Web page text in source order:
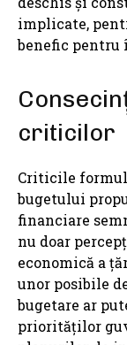
implicate,
benefic pentru
criticilor
Criticile
bugetului
financiare
nu doar
economică a
unor posibile
bugetare ar
priorităților